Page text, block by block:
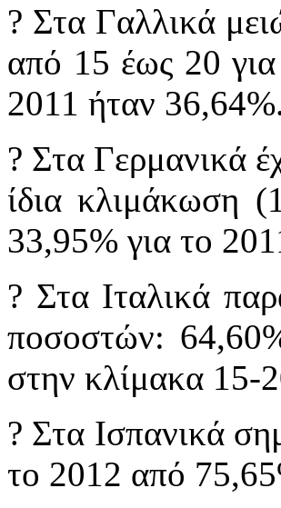
? Στα Γαλλικά
από 15 έως 20
2011 ήταν
? Στα Γερμανικά
ίδια κλιμάκωση
33,95% για το
? Στα Ιταλικά
ποσοστών:
στην κλίμακα 15-
? Στα Ισπανικά
το 2012 από